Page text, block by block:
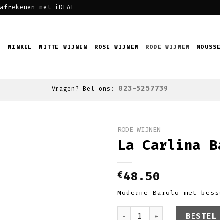
met iDEAL
WINKEL WITTE WIJNEN ROSE WIJNEN RODE WIJNEN
Vragen? Bel ons: 023-5257739
RODE WIJNEN
La Carlina
€48.50
Moderne Barolo met
La Carlina Barolo